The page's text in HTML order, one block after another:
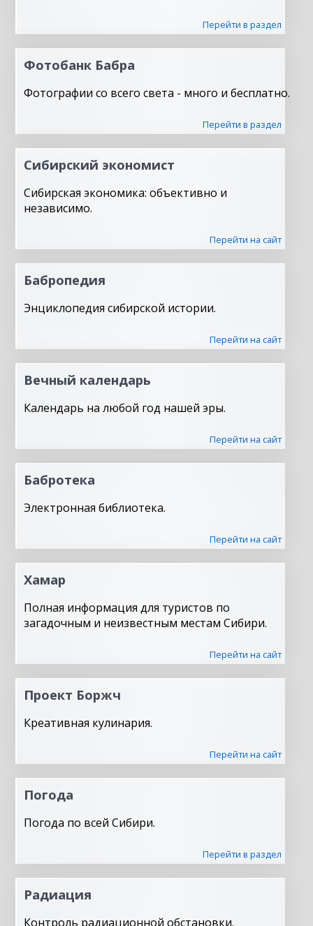
Перейти в раздел
Фотобанк Бабра
Фотографии со всего света - много и бесплатно.
Перейти в раздел
Сибирский экономист
Сибирская экономика: объективно и
независимо.
Перейти на сайт
Бабропедия
Энциклопедия сибирской истории.
Перейти на сайт
Вечный календарь
Календарь на любой год нашей эры.
Перейти на сайт
Бабротека
Электронная библиотека.
Перейти на сайт
Хамар
Полная информация для туристов по
загадочным и неизвестным местам Сибири.
Перейти на сайт
Проект Боржч
Креативная кулинария.
Перейти на сайт
Погода
Погода по всей Сибири.
Перейти в раздел
Радиация
Контроль радиационной обстановки.